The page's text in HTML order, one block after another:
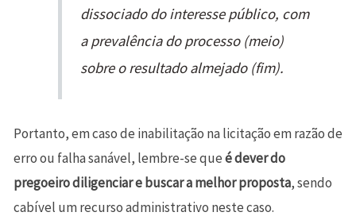
dissociado do interesse público, com
a prevalência do processo (meio)
sobre o resultado almejado (fim).
Portanto, em caso de inabilitação na licitação em razão de
erro ou falha sanável, lembre-se queé dever do
pregoeiro diligenciar e buscar a melhor proposta, sendo
cabível um recurso administrativo neste caso.